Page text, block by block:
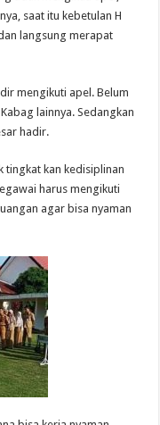
saat itu kebetulan H
langsung merapat
mengikuti apel. Belum
lainnya. Sedangkan
hadir.
tingkat kan kedisiplinan
harus mengikuti
agar bisa nyaman